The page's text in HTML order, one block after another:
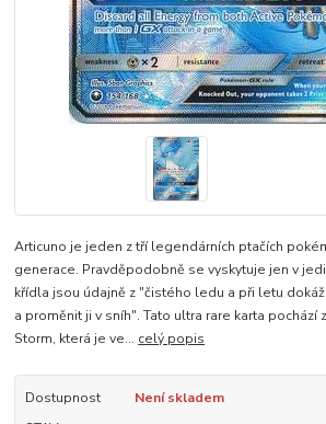
Articuno je jeden z tří legendárních ptačích
generace. Pravděpodobně se vyskytuje jen v
křídla jsou údajně z "čistého ledu a při letu
a proměnit ji v sníh". Tato ultra rare karta
Storm, která je ve... celý popis
Dostupnost
Není skladem